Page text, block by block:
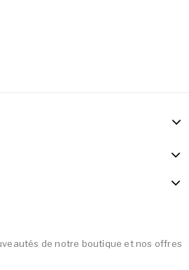
de notre boutique et nos offres